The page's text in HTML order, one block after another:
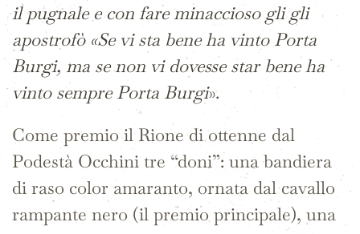
il pugnale e con fare minaccioso gli gli
apostrofò «Se vi sta bene ha vinto Porta
Burgi, ma se non vi dovesse star bene ha
vinto sempre Porta Burgi».
Come premio il Rione di ottenne dal
Podestà Occhini tre “doni”: una bandiera
di raso color amaranto, ornata dal cavallo
rampante nero (il premio principale), una